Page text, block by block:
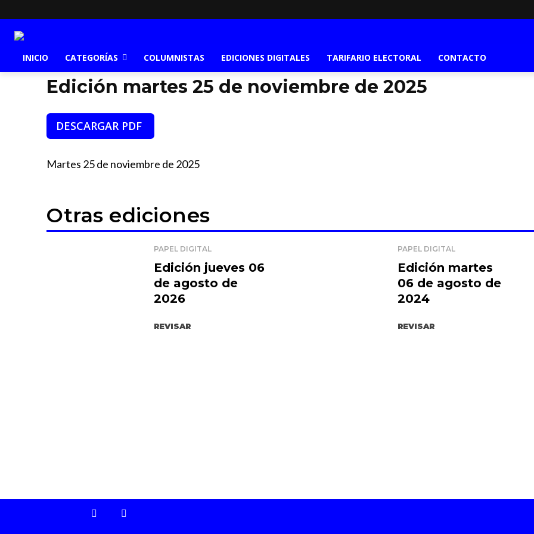
INICIO CATEGORÍAS COLUMNISTAS EDICIONES DIGITALES TARIFARIO ELECTORAL CONTACTO
Edición martes 25 de noviembre de 2025
DESCARGAR PDF
Martes 25 de noviembre de 2025
Otras ediciones
PAPEL DIGITAL
Edición jueves 06
de agosto de
2026
REVISAR
PAPEL DIGITAL
Edición martes
06 de agosto de
2024
REVISAR